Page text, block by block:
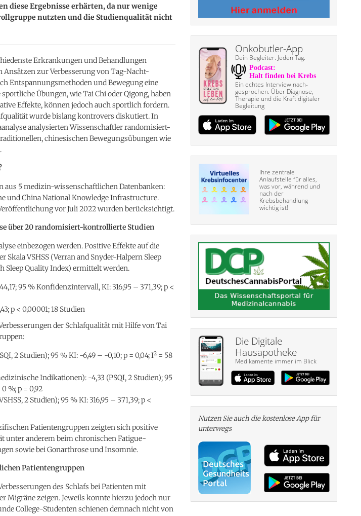
diese Ergebnisse erhärten, da nur wenige
nutzten und die Studienqualität nicht
Erkrankungen und Behandlungen
Ansätzen zur Verbesserung von Tag-Nacht-
Entspannungsmethoden und Bewegung eine
Übungen, wie Tai Chi oder Qigong, haben
Effekte, können jedoch auch sportlich fordern.
wurde bislang kontrovers diskutiert. In
analysierten Wissenschaftler randomisiert-
chinesischen Bewegungsübungen wie
aus 5 medizin-wissenschaftlichen Datenbanken:
und China National Knowledge Infrastructure.
vor Juli 2022 wurden berücksichtigt.
über 20 randomisiert-kontrollierte Studien
einbezogen werden. Positive Effekte auf die
VSHSS (Verran and Snyder-Halpern Sleep
Sleep Quality Index) ermittelt werden.
95 % Konfidenzintervall, KI: 316,95 – 371,39; p <
p < 0,00001; 18 Studien
der Schlafqualität mit Hilfe von Tai
2 Studien); 95 % KI: -6,49 – -0,10; p = 0,04; I2 = 58
Indikationen): -4,33 (PSQI, 2 Studien); 95
0 %; p = 0,92
2 Studien); 95 % KI: 316,95 – 371,39; p <
Patientengruppen zeigten sich positive
unter anderem beim chronischen Fatigue-
sowie bei Gonarthrose und Insomnie.
Patientengruppen
des Schlafs bei Patienten mit
Migräne zeigen. Jeweils konnte hierzu jedoch nur
College-Studenten schienen demnach nicht von
Onkobutler-App
Dein Begleiter. Jeden Tag.
Ein echtes Interview nach­
gesprochen. Über Diagnose,
Therapie und die Kraft digitaler
Begleitung
Ihre zentrale
Anlaufstelle für alles,
was vor, während und
nach der
Krebsbehandlung
wichtig ist!
Die Digitale
Hausapotheke
Medikamente immer im Blick
Nutzen Sie auch die kosten­lose App für
unterwegs